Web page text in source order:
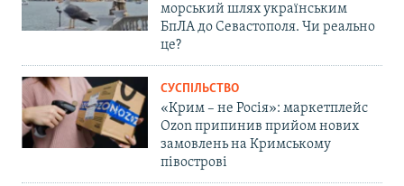
морський шлях українським
БпЛА до Севастополя. Чи реально
це?
СУСПІЛЬСТВО
«Крим – не Росія»: маркетплейс
Ozon припинив прийом нових
замовлень на Кримському
півострові